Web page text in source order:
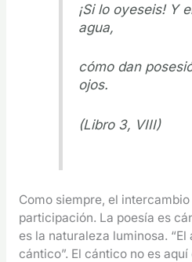
¡Si lo oyeseis! Y
agua,
cómo dan
ojos.
(Libro 3, VIII)
Como siempre, el
participación. La poesía es
es la naturaleza luminosa. “El
cántico”. El cántico no es